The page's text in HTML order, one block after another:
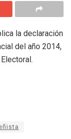
la declaración
del año 2014,